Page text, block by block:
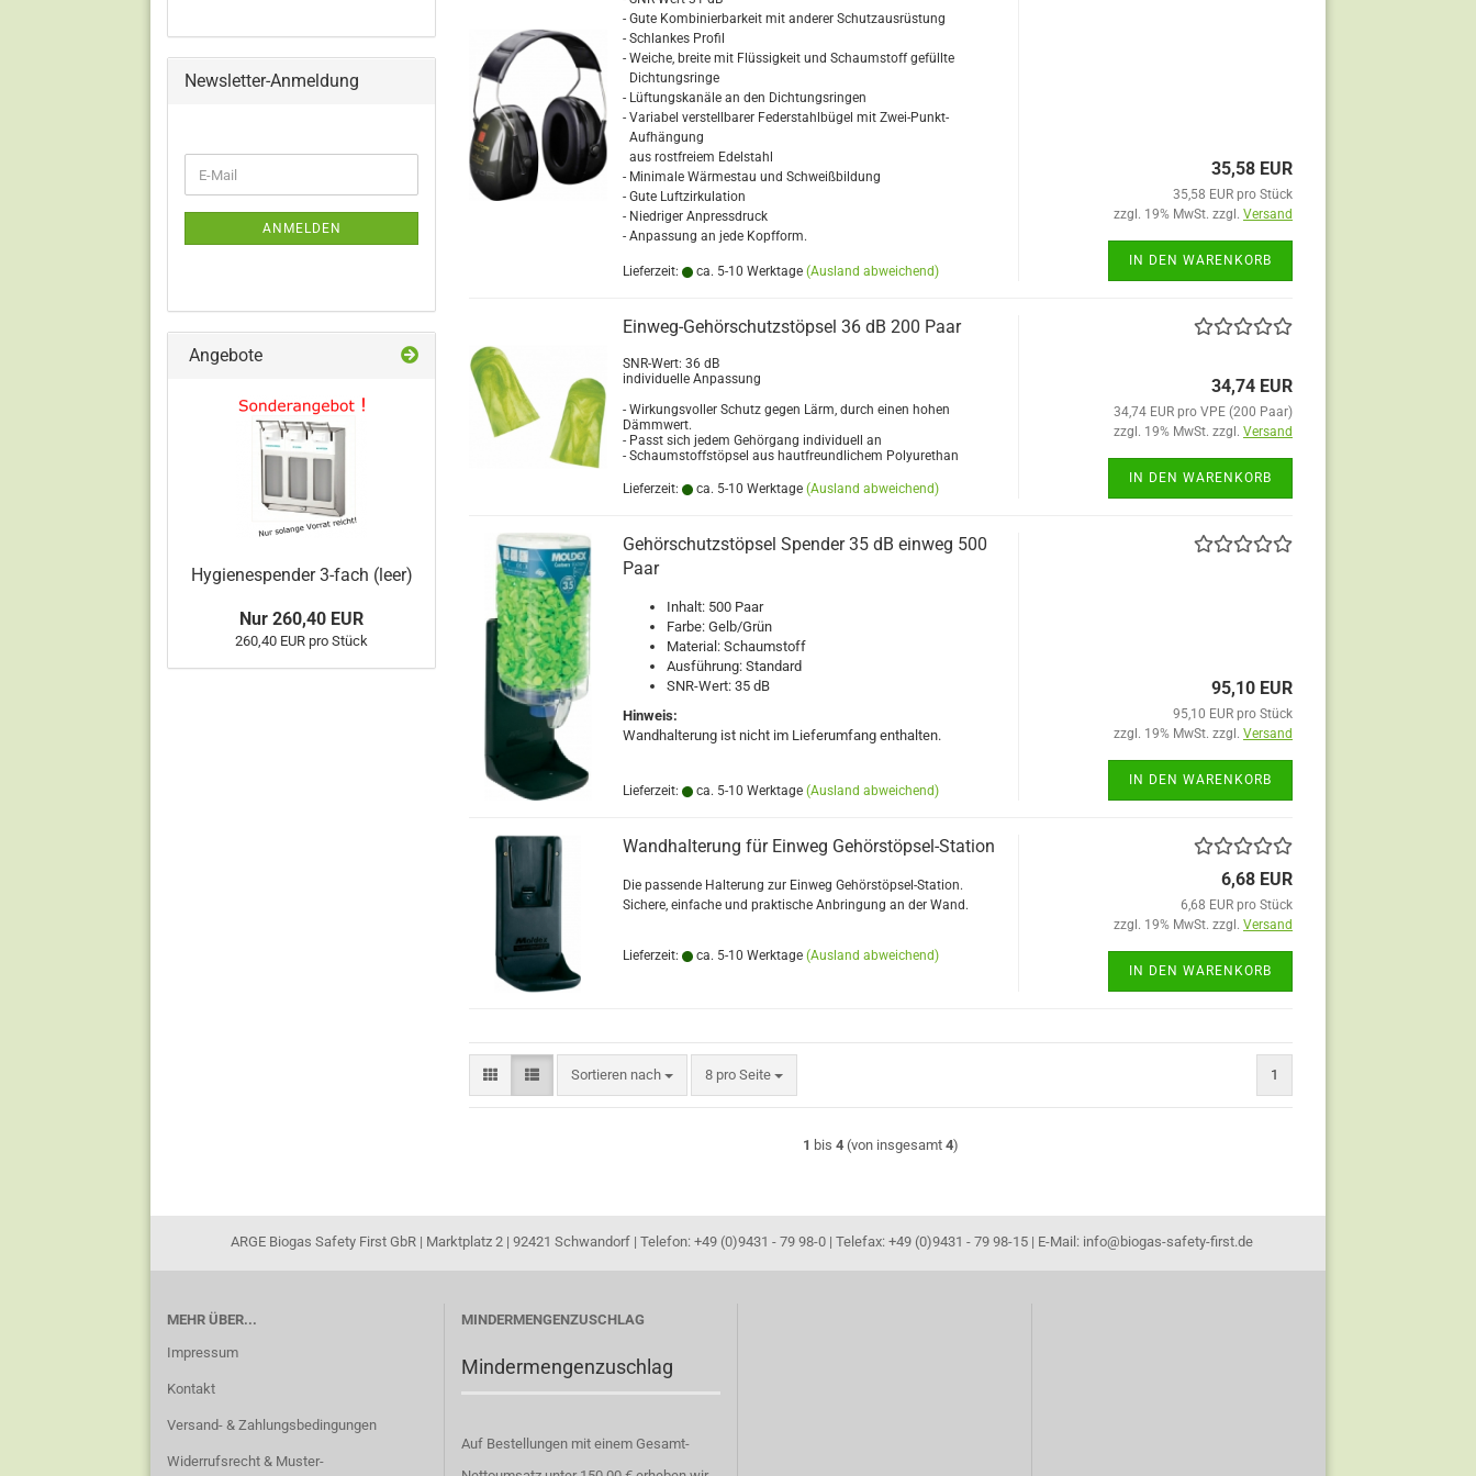
- Gute Kombinierbarkeit mit anderer Schutzausrüstung
- Schlankes Profil
- Weiche, breite mit Flüssigkeit und Schaumstoff gefüllte
Dichtungsringe
- Lüftungskanäle an den Dichtungsringen
- Variabel verstellbarer Federstahlbügel mit Zwei-Punkt-
Aufhängung
aus rostfreiem Edelstahl
- Minimale Wärmestau und Schweißbildung
- Gute Luftzirkulation
- Niedriger Anpressdruck
- Anpassung an jede Kopfform.
Lieferzeit: ca. 5-10 Werktage (Ausland abweichend)
35,58 EUR
35,58 EUR pro Stück
zzgl. 19% MwSt. zzgl. Versand
IN DEN WARENKORB
Einweg-Gehörschutzstöpsel 36 dB 200 Paar
SNR-Wert: 36 dB
individuelle Anpassung
- Wirkungsvoller Schutz gegen Lärm, durch einen hohen
Dämmwert.
- Passt sich jedem Gehörgang individuell an
- Schaumstoffstöpsel aus hautfreundlichem Polyurethan
Lieferzeit: ca. 5-10 Werktage (Ausland abweichend)
34,74 EUR
34,74 EUR pro VPE (200 Paar)
zzgl. 19% MwSt. zzgl. Versand
IN DEN WARENKORB
Gehörschutzstöpsel Spender 35 dB einweg 500
Paar
Inhalt: 500 Paar
Farbe: Gelb/Grün
Material: Schaumstoff
Ausführung: Standard
SNR-Wert: 35 dB
Hinweis:
Wandhalterung ist nicht im Lieferumfang enthalten.
Lieferzeit: ca. 5-10 Werktage (Ausland abweichend)
95,10 EUR
95,10 EUR pro Stück
zzgl. 19% MwSt. zzgl. Versand
IN DEN WARENKORB
Wandhalterung für Einweg Gehörstöpsel-Station
Die passende Halterung zur Einweg Gehörstöpsel-Station.
Sichere, einfache und praktische Anbringung an der Wand.
Lieferzeit: ca. 5-10 Werktage (Ausland abweichend)
6,68 EUR
6,68 EUR pro Stück
zzgl. 19% MwSt. zzgl. Versand
IN DEN WARENKORB
Sortieren nach
Sortieren nach 8 pro Seite
pro Seite 1
1 bis 4 (von insgesamt 4)
Newsletter-Anmeldung
ZUR
ANMELDUNG
E-
Mail
ANMELDEN
Angebote
Hygienespender 3-fach (leer)
Nur 260,40 EUR
260,40 EUR pro Stück
ARGE Biogas Safety First GbR | Marktplatz 2 | 92421 Schwandorf | Telefon: +49 (0)9431 - 79 98-0 | Telefax: +49 (0)9431 - 79 98-15 | E-Mail: info@biogas-safety-first.de
MEHR ÜBER...
Impressum
Kontakt
Versand- & Zahlungsbedingungen
Widerrufsrecht & Muster-
MINDERMENGENZUSCHLAG
Mindermengenzuschlag
Auf Bestellungen mit einem Gesamt-